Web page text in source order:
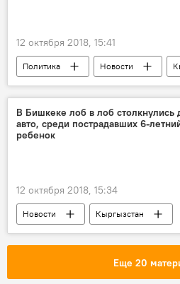
акция
12 октября 2018, 15:41
Политика Новости
Aлерт
Кадровые перестановки в Кыргызстане
Эрлан Абдылдаев
МИД
В Бишкеке лоб в лоб столкнулись
авто, среди пострадавших 6-
ребенок
12 октября 2018, 15:34
Новости
Кыргызстан
Происшествия
Бишкек
ДТП в Кыргызстане с начала 2018 года
Еще 20